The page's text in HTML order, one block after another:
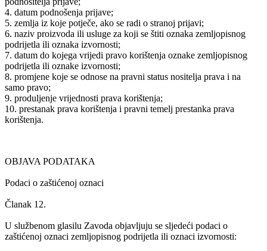
4. datum podnošenja prijave;
5. zemlja iz koje potječe, ako se radi o stranoj prijavi;
6. naziv proizvoda ili usluge za koji se štiti oznaka zemljopisnog
podrijetla ili oznaka izvornosti;
7. datum do kojega vrijedi pravo korištenja oznake zemljopisnog
podrijetla ili oznake izvornosti;
8. promjene koje se odnose na pravni status nositelja prava i na
samo pravo;
9. produljenje vrijednosti prava korištenja;
10. prestanak prava korištenja i pravni temelj prestanka prava
korištenja.
OBJAVA PODATAKA
Podaci o zaštićenoj oznaci
Članak 12.
U službenom glasilu Zavoda objavljuju se sljedeći podaci o
zaštićenoj oznaci zemljopisnog podrijetla ili oznaci izvornosti: